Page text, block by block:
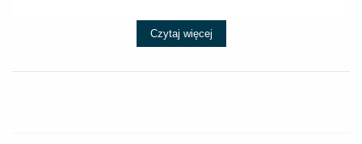
Czytaj więcej